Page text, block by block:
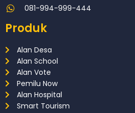
081-994-999-444
Produk
Alan Desa
Alan School
Alan Vote
Pemilu Now
Alan Hospital
Smart Tourism